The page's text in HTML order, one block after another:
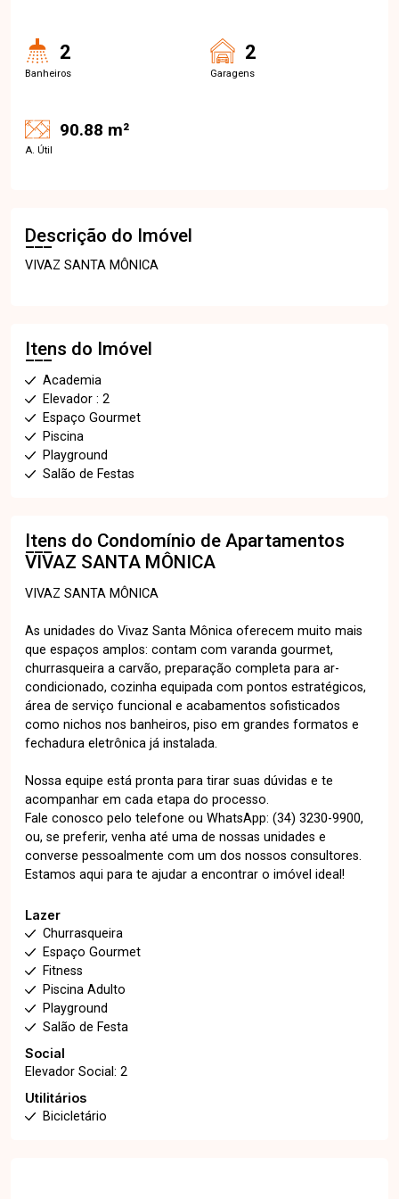
2
Banheiros
2
Garagens
90.88 m²
A. Útil
Descrição do Imóvel
VIVAZ SANTA MÔNICA
Itens do Imóvel
Academia
Elevador : 2
Espaço Gourmet
Piscina
Playground
Salão de Festas
Itens do Condomínio de Apartamentos
VIVAZ SANTA MÔNICA
VIVAZ SANTA MÔNICA
As unidades do Vivaz Santa Mônica oferecem muito mais
que espaços amplos: contam com varanda gourmet,
churrasqueira a carvão, preparação completa para ar-
condicionado, cozinha equipada com pontos estratégicos,
área de serviço funcional e acabamentos sofisticados
como nichos nos banheiros, piso em grandes formatos e
fechadura eletrônica já instalada.
Nossa equipe está pronta para tirar suas dúvidas e te
acompanhar em cada etapa do processo.
Fale conosco pelo telefone ou WhatsApp: (34) 3230-9900,
ou, se preferir, venha até uma de nossas unidades e
converse pessoalmente com um dos nossos consultores.
Estamos aqui para te ajudar a encontrar o imóvel ideal!
Lazer
Churrasqueira
Espaço Gourmet
Fitness
Piscina Adulto
Playground
Salão de Festa
Social
Elevador Social: 2
Utilitários
Bicicletário